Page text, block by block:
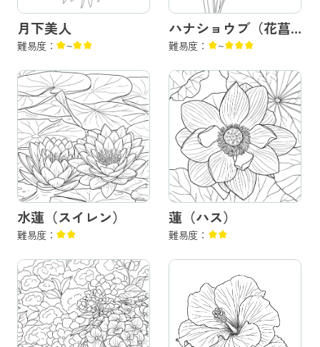
月下美人
難易度： ~
ハナショウブ（花菖
蒲）
難易度： ~
水蓮（スイレン）
難易度：
蓮（ハス）
難易度：